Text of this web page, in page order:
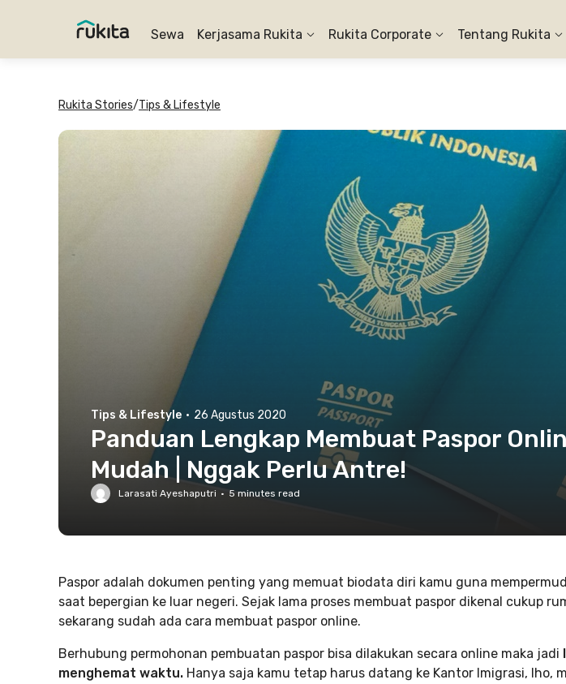
Sewa Kerjasama Rukita Rukita Corporate Tentang Rukita
Rukita Stories/Tips & Lifestyle
Tips & Lifestyle · 26 Agustus 2020
Panduan Lengkap Membuat Paspor
Mudah | Nggak Perlu Antre!
Larasati Ayeshaputri · 5 minutes read
Paspor adalah dokumen penting yang memuat biodata diri kamu guna
saat bepergian ke luar negeri. Sejak lama proses membuat paspor dikenal cukup
sekarang sudah ada cara membuat paspor online.
Berhubung permohonan pembuatan paspor bisa dilakukan secara online maka jadi
menghemat waktu. Hanya saja kamu tetap harus datang ke Kantor Imigrasi, lho,